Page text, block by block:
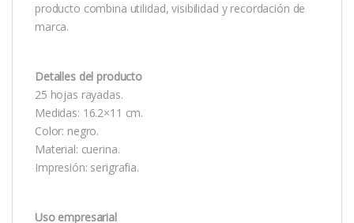
producto combina utilidad, visibilidad y recordación de
marca.
Detalles del producto
25 hojas rayadas.
Medidas: 16.2×11 cm.
Color: negro.
Material: cuerina.
Impresión: serigrafia.
Uso empresarial